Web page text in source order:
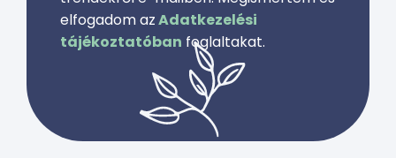
elfogadom azAdatkezelési
tájékoztatóban foglaltakat.